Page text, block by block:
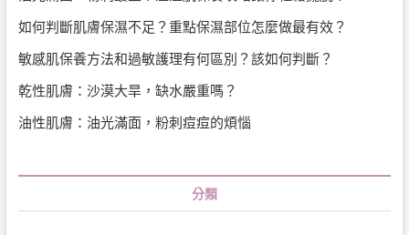
如何判斷肌膚保濕不足？重點保濕部位怎麼做最有效？
敏感肌保養方法和過敏護理有何區別？該如何判斷？
乾性肌膚：沙漠大旱，缺水嚴重嗎？
油性肌膚：油光滿面，粉刺痘痘的煩惱
分類